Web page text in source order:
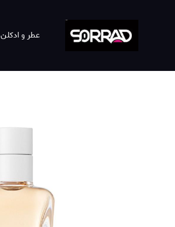
عطر و ادکلن